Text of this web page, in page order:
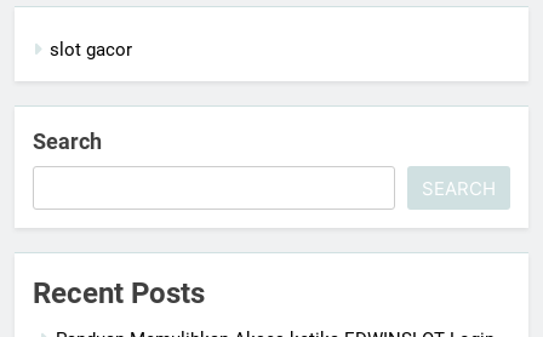
slot gacor
Search
SEARCH
Recent Posts